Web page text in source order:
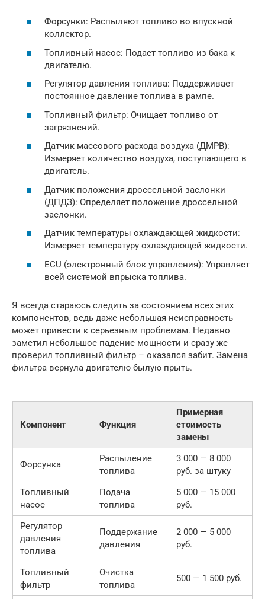
Форсунки: Распыляют топливо во впускной
коллектор.
Топливный насос: Подает топливо из бака к
двигателю.
Регулятор давления топлива: Поддерживает
постоянное давление топлива в рампе.
Топливный фильтр: Очищает топливо от
загрязнений.
Датчик массового расхода воздуха (ДМРВ):
Измеряет количество воздуха, поступающего в
двигатель.
Датчик положения дроссельной заслонки
(ДПДЗ): Определяет положение дроссельной
заслонки.
Датчик температуры охлаждающей жидкости:
Измеряет температуру охлаждающей жидкости.
ECU (электронный блок управления): Управляет
всей системой впрыска топлива.
Я всегда стараюсь следить за состоянием всех этих
компонентов, ведь даже небольшая неисправность
может привести к серьезным проблемам. Недавно
заметил небольшое падение мощности и сразу же
проверил топливный фильтр – оказался забит. Замена
фильтра вернула двигателю былую прыть.
Компонент Функция
Примерная
стоимость
замены
Форсунка
Распыление
топлива
3 000 — 8 000
руб. за штуку
Топливный
насос
Подача
топлива
5 000 — 15 000
руб.
Регулятор
давления
топлива
Поддержание
давления
2 000 — 5 000
руб.
Топливный
фильтр
Очистка
топлива
500 — 1 500 руб.